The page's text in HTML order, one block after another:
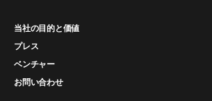
当社の目的と価値
プレス
ベンチャー
お問い合わせ